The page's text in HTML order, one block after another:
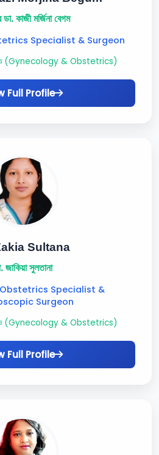
কাজী মর্জিনা বেগম
Specialist & Surgeon
(Gynecology & Obstetrics)
Full Profile
Sultana
জাকিয়া সুলতানা
Specialist &
Surgeon
(Gynecology & Obstetrics)
Full Profile